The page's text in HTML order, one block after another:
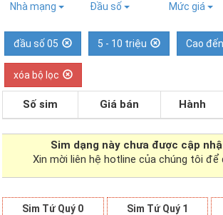
Nhà mạng Đầu số Mức giá
đầu số 05 5 - 10 triệu Cao
xóa bộ lọc
Số sim Giá bán Hành
Sim dạng này chưa được cập
Xin mời liên hệ hotline của chúng tôi
Sim Tứ Quý 0 Sim Tứ Quý 1